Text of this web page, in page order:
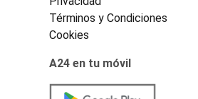
Términos y Condiciones
Cookies
A24 en tu móvil